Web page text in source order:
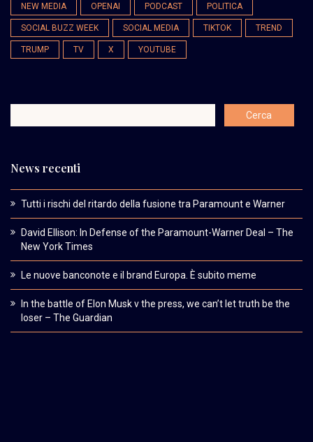
NEW MEDIA OPENAI PODCAST POLITICA
SOCIAL BUZZ WEEK SOCIAL MEDIA TIKTOK TREND
TRUMP TV X YOUTUBE
News recenti
Tutti i rischi del ritardo della fusione tra Paramount e Warner
David Ellison: In Defense of the Paramount-Warner Deal – The
New York Times
Le nuove banconote e il brand Europa. È subito meme
In the battle of Elon Musk v the press, we can’t let truth be the
loser – The Guardian